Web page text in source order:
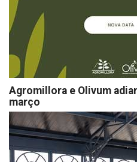
Agromillora e Olivum
março